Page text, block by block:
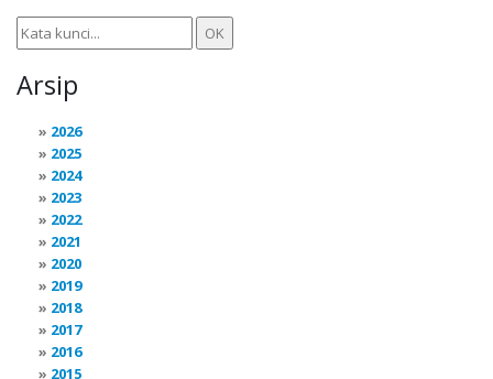
Arsip
2026
2025
2024
2023
2022
2021
2020
2019
2018
2017
2016
2015